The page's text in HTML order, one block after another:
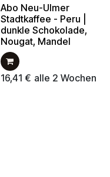
Abo Neu-Ulmer
Stadtkaffee - Peru |
dunkle Schokolade,
Nougat, Mandel
16,41 € alle 2 Wochen